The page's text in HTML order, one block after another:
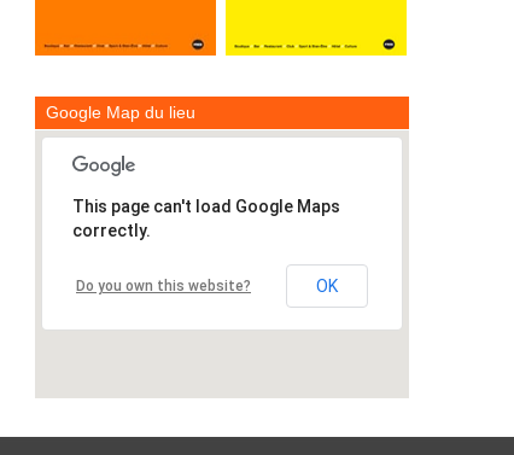
This page can't load Google Maps
correctly.
Do you own this website? OK
Google Map du lieu